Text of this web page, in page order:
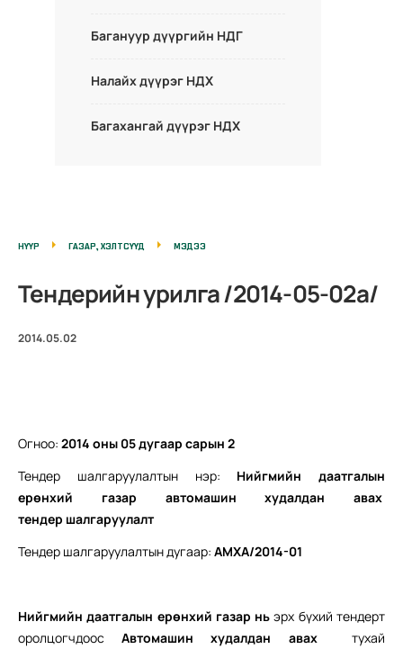
Багануур дүүргийн НДГ
Налайх дүүрэг НДХ
Багахангай дүүрэг НДХ
НҮҮР ГАЗАР, ХЭЛТСҮҮД МЭДЭЭ
Тендерийн урилга /2014-05-02а/
2014.05.02
Огноо: 2014 оны 05дугаар сарын 2
Тендер шалгаруулалтын нэр: Нийгмийн даатгалын
ерөнхий газар автомашин худалдан авах
тендер шалгаруулалт
Тендер шалгаруулалтын дугаар: АМХА/2014-01
Нийгмийн даатгалын ерөнхий газар нь эрх бүхий тендерт
оролцогчдоосАвтомашин худалдан авахтухай